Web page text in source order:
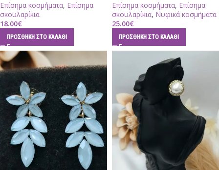
Επίσημα κοσμήματα, Επίσημα
σκουλαρίκια
18.00€
ΠΡΟΣΘΉΚΗ ΣΤΟ ΚΑΛΆΘΙ
Επίσημα κοσμήματα, Επίσημα
σκουλαρίκια, Νυφικά κοσμήματα
25.00€
ΠΡΟΣΘΉΚΗ ΣΤΟ ΚΑΛΆΘΙ